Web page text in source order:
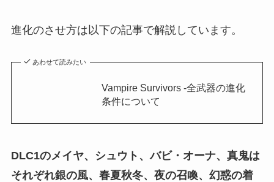
進化のさせ方は以下の記事で解説しています。
あわせて読みたい
Vampire Survivors -全武器の進化
条件について
DLC1のメイヤ、シュウト、バビ・オーナ、真鬼は
それぞれ銀の風、春夏秋冬、夜の召喚、幻惑の着